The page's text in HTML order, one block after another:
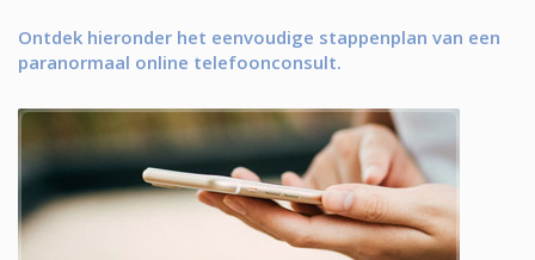
Ontdek hieronder het eenvoudige stappenplan van een
paranormaal online telefoonconsult.